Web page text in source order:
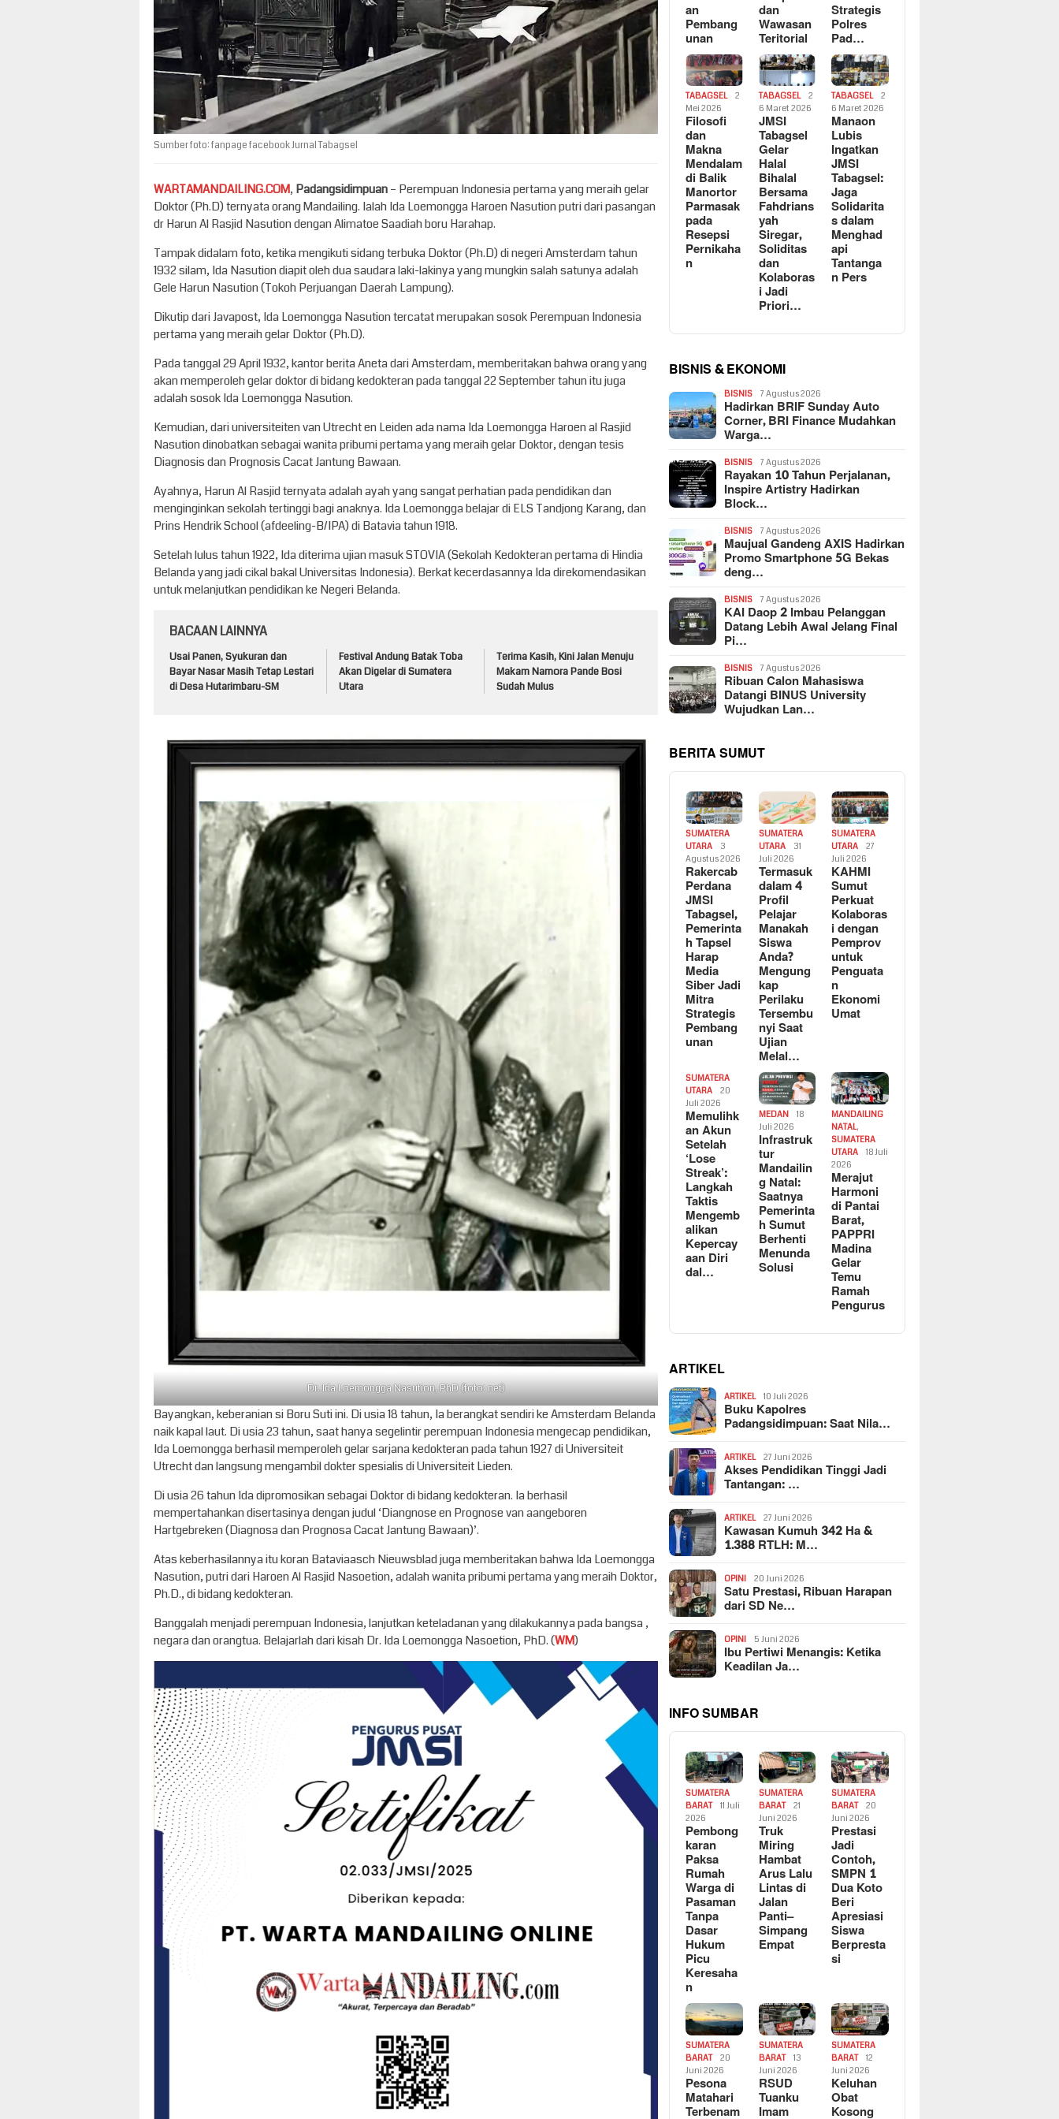
Sumber foto: fanpage facebook Jurnal Tabagsel
WARTAMANDAILING.COM, Padangsidimpuan– Perempuan Indonesia pertama yang meraih gelar
Doktor (Ph.D) ternyata orang Mandailing. Ialah Ida Loemongga Haroen Nasution putri dari pasangan
dr Harun Al Rasjid Nasution dengan Alimatoe Saadiah boru Harahap.
Tampak didalam foto, ketika mengikuti sidang terbuka Doktor (Ph.D) di negeri Amsterdam tahun
1932 silam, Ida Nasution diapit oleh dua saudara laki-lakinya yang mungkin salah satunya adalah
Gele Harun Nasution (Tokoh Perjuangan Daerah Lampung).
Dikutip dari Javapost, Ida Loemongga Nasution tercatat merupakan sosok Perempuan Indonesia
pertama yang meraih gelar Doktor (Ph.D).
Pada tanggal 29 April 1932, kantor berita Aneta dari Amsterdam, memberitakan bahwa orang yang
akan memperoleh gelar doktor di bidang kedokteran pada tanggal 22 September tahun itu juga
adalah sosok Ida Loemongga Nasution.
Kemudian, dari universiteiten van Utrecht en Leiden ada nama Ida Loemongga Haroen al Rasjid
Nasution dinobatkan sebagai wanita pribumi pertama yang meraih gelar Doktor, dengan tesis
Diagnosis dan Prognosis Cacat Jantung Bawaan.
Ayahnya, Harun Al Rasjid ternyata adalah ayah yang sangat perhatian pada pendidikan dan
menginginkan sekolah tertinggi bagi anaknya. Ida Loemongga belajar di ELS Tandjong Karang, dan
Prins Hendrik School (afdeeling-B/IPA) di Batavia tahun 1918.
Setelah lulus tahun 1922, Ida diterima ujian masuk STOVIA (Sekolah Kedokteran pertama di Hindia
Belanda yang jadi cikal bakal Universitas Indonesia). Berkat kecerdasannya Ida direkomendasikan
untuk melanjutkan pendidikan ke Negeri Belanda.
BACAAN LAINNYA
Usai Panen, Syukuran dan
Bayar Nasar Masih Tetap Lestari
di Desa Hutarimbaru-SM
Festival Andung Batak Toba
Akan Digelar di Sumatera
Utara
Terima Kasih, Kini Jalan Menuju
Makam Namora Pande Bosi
Sudah Mulus
Dr. Ida Loemongga Nasution, PhD (foto: net)
Bayangkan, keberanian si Boru Suti ini. Di usia 18 tahun, Ia berangkat sendiri ke Amsterdam Belanda
naik kapal laut. Di usia 23 tahun, saat hanya segelintir perempuan Indonesia mengecap pendidikan,
Ida Loemongga berhasil memperoleh gelar sarjana kedokteran pada tahun 1927 di Universiteit
Utrecht dan langsung mengambil dokter spesialis di Universiteit Lieden.
Di usia 26 tahun Ida dipromosikan sebagai Doktor di bidang kedokteran. Ia berhasil
mempertahankan disertasinya dengan judul ‘Diangnose en Prognose van aangeboren
Hartgebreken (Diagnosa dan Prognosa Cacat Jantung Bawaan)’.
Atas keberhasilannya itu koran Bataviaasch Nieuwsblad juga memberitakan bahwa Ida Loemongga
Nasution, putri dari Haroen Al Rasjid Nasoetion, adalah wanita pribumi pertama yang meraih Doktor,
Ph.D., di bidang kedokteran.
Banggalah menjadi perempuan Indonesia, lanjutkan keteladanan yang dilakukannya pada bangsa ,
negara dan orangtua. Belajarlah dari kisah Dr. Ida Loemongga Nasoetion, PhD. (WM)
an
Pembang
unan
dan
Wawasan
Teritorial
Strategis
Polres
Pad…
TABAGSEL
2
Mei 2026
Filosofi
dan
Makna
Mendalam
di Balik
Manortor
Parmasak
pada
Resepsi
Pernikaha
n
TABAGSEL
2
6 Maret 2026
JMSI
Tabagsel
Gelar
Halal
Bihalal
Bersama
Fahdrians
yah
Siregar,
Soliditas
dan
Kolaboras
i Jadi
Priori…
TABAGSEL
2
6 Maret 2026
Manaon
Lubis
Ingatkan
JMSI
Tabagsel:
Jaga
Solidarita
s dalam
Menghad
api
Tantanga
n Pers
BISNIS & EKONOMI
BISNIS 7 Agustus 2026
Hadirkan BRIF Sunday Auto
Corner, BRI Finance Mudahkan
Warga…
BISNIS 7 Agustus 2026
Rayakan 10 Tahun Perjalanan,
Inspire Artistry Hadirkan
Block…
BISNIS 7 Agustus 2026
Maujual Gandeng AXIS Hadirkan
Promo Smartphone 5G Bekas
deng…
BISNIS 7 Agustus 2026
KAI Daop 2 Imbau Pelanggan
Datang Lebih Awal Jelang Final
Pi…
BISNIS 7 Agustus 2026
Ribuan Calon Mahasiswa
Datangi BINUS University
Wujudkan Lan…
BERITA SUMUT
SUMATERA
UTARA
3
Agustus 2026
Rakercab
Perdana
JMSI
Tabagsel,
Pemerinta
h Tapsel
Harap
Media
Siber Jadi
Mitra
Strategis
Pembang
unan
SUMATERA
UTARA
31
Juli 2026
Termasuk
dalam 4
Profil
Pelajar
Manakah
Siswa
Anda?
Mengung
kap
Perilaku
Tersembu
nyi Saat
Ujian
Melal…
SUMATERA
UTARA
27
Juli 2026
KAHMI
Sumut
Perkuat
Kolaboras
i dengan
Pemprov
untuk
Penguata
n
Ekonomi
Umat
SUMATERA
UTARA
20
Juli 2026
Memulihk
an Akun
Setelah
‘Lose
Streak’:
Langkah
Taktis
Mengemb
alikan
Kepercay
aan Diri
dal…
MEDAN
18
Juli 2026
Infrastruk
tur
Mandailin
g Natal:
Saatnya
Pemerinta
h Sumut
Berhenti
Menunda
Solusi
MANDAILING
NATAL,
SUMATERA
UTARA
18 Juli
2026
Merajut
Harmoni
di Pantai
Barat,
PAPPRI
Madina
Gelar
Temu
Ramah
Pengurus
ARTIKEL
ARTIKEL 10 Juli 2026
Buku Kapolres
Padangsidimpuan: Saat Nila…
ARTIKEL 27 Juni 2026
Akses Pendidikan Tinggi Jadi
Tantangan: …
ARTIKEL 27 Juni 2026
Kawasan Kumuh 342 Ha &
1.388 RTLH: M…
OPINI 20 Juni 2026
Satu Prestasi, Ribuan Harapan
dari SD Ne…
OPINI 5 Juni 2026
Ibu Pertiwi Menangis: Ketika
Keadilan Ja…
INFO SUMBAR
SUMATERA
BARAT
11 Juli
2026
Pembong
karan
Paksa
Rumah
Warga di
Pasaman
Tanpa
Dasar
Hukum
Picu
Keresaha
n
SUMATERA
BARAT
21
Juni 2026
Truk
Miring
Hambat
Arus Lalu
Lintas di
Jalan
Panti–
Simpang
Empat
SUMATERA
BARAT
20
Juni 2026
Prestasi
Jadi
Contoh,
SMPN 1
Dua Koto
Beri
Apresiasi
Siswa
Berpresta
si
SUMATERA
BARAT
20
Juni 2026
Pesona
Matahari
Terbenam
SUMATERA
BARAT
13
Juni 2026
RSUD
Tuanku
Imam
SUMATERA
BARAT
12
Juni 2026
Keluhan
Obat
Kosong